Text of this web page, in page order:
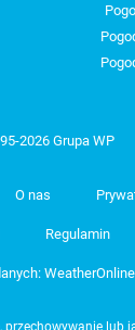
2026 Grupa WP
O nas
Regulamin
WeatherOnline
przechowywanie lub